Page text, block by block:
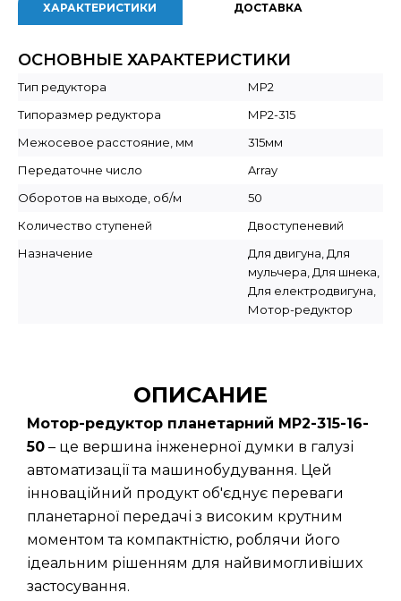
ХАРАКТЕРИСТИКИ ДОСТАВКА
ОСНОВНЫЕ ХАРАКТЕРИСТИКИ
Тип редуктора
МР2
Типоразмер редуктора
МР2-315
Межосевое расстояние, мм
315мм
Передаточне число
Array
Оборотов на выходе, об/м
50
Количество ступеней
Двоступеневий
Назначение
Для двигуна, Для
мульчера, Для шнека,
Для електродвигуна,
Мотор-редуктор
ОПИСАНИЕ
Мотор-редуктор планетарний МР2-315-16-
50 – це вершина інженерної думки в галузі
автоматизації та машинобудування. Цей
інноваційний продукт об'єднує переваги
планетарної передачі з високим крутним
моментом та компактністю, роблячи його
ідеальним рішенням для найвимогливіших
застосування.